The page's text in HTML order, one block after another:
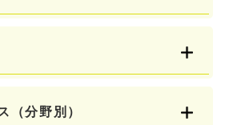
（分野別）